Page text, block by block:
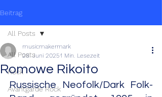
Beitrag
All Posts
Rock
Avantgarde Rock
All Posts
Romowe Rikoito
musicmakermark
28. Juni 20251 Min. Lesezeit
Russische Neofolk/Dark Folk-